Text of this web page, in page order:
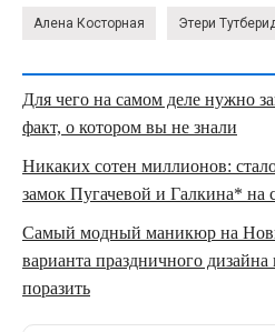
Алена Косторная Этери
Для чего на самом деле нужно
факт, о котором вы не знали
Никаких сотен миллионов:
замок Пугачевой и Галкина* на
Самый модный маникюр на
варианта праздничного
поразить